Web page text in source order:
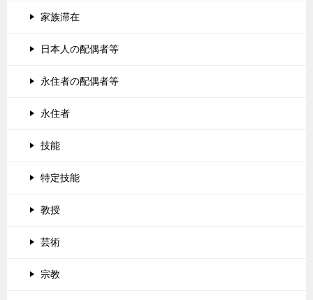
家族滞在
日本人の配偶者等
永住者の配偶者等
永住者
技能
特定技能
教授
芸術
宗教